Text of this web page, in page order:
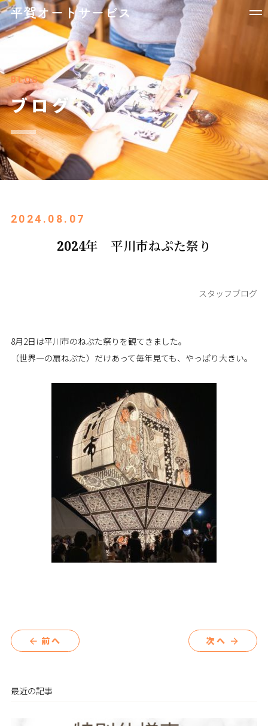
BLOG
ブログ
2024.08.07
2024年 平川市ねぷた祭り
スタッフブログ
8月2日は平川市のねぷた祭りを観てきました。
（世界一の扇ねぷた）だけあって毎年見ても、やっぱり大きい。
arrow_back 前へ 次へ arrow_forward
最近の記事